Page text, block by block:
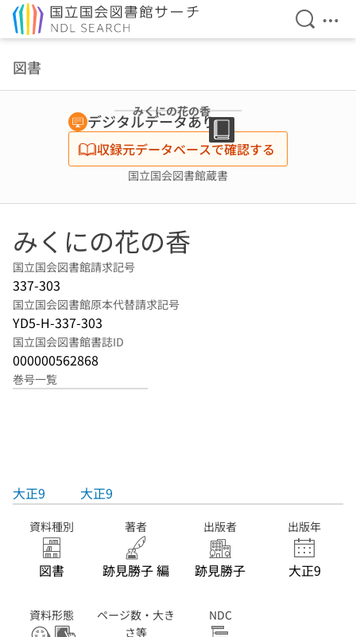
検索を
メ
図書
みくにの花の香
デジタルデータあり
収録元データベースで確認する
国立国会図書館蔵書
みくにの花の香
国立国会図書館請求記号
337-303
国立国会図書館原本代替請求記号
YD5-H-337-303
国立国会図書館書誌ID
000000562868
巻号一覧
大正9 大正9
資料種別
図書
著者
跡見勝子 編
出版者
跡見勝子
出版年
大正9
資料形態
ページ数・大き
さ等
NDC